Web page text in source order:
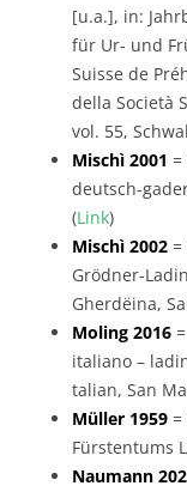
[u.a.], in:
für Ur- und
Suisse de
della Società
vol. 55,
Mischì 2001 =
deutsch-
(Link)
Mischì 2002 =
Grödner-
Gherdëina,
Moling 2016
italiano –
talian, San
Müller 1959 =
Fürstentums
Naumann